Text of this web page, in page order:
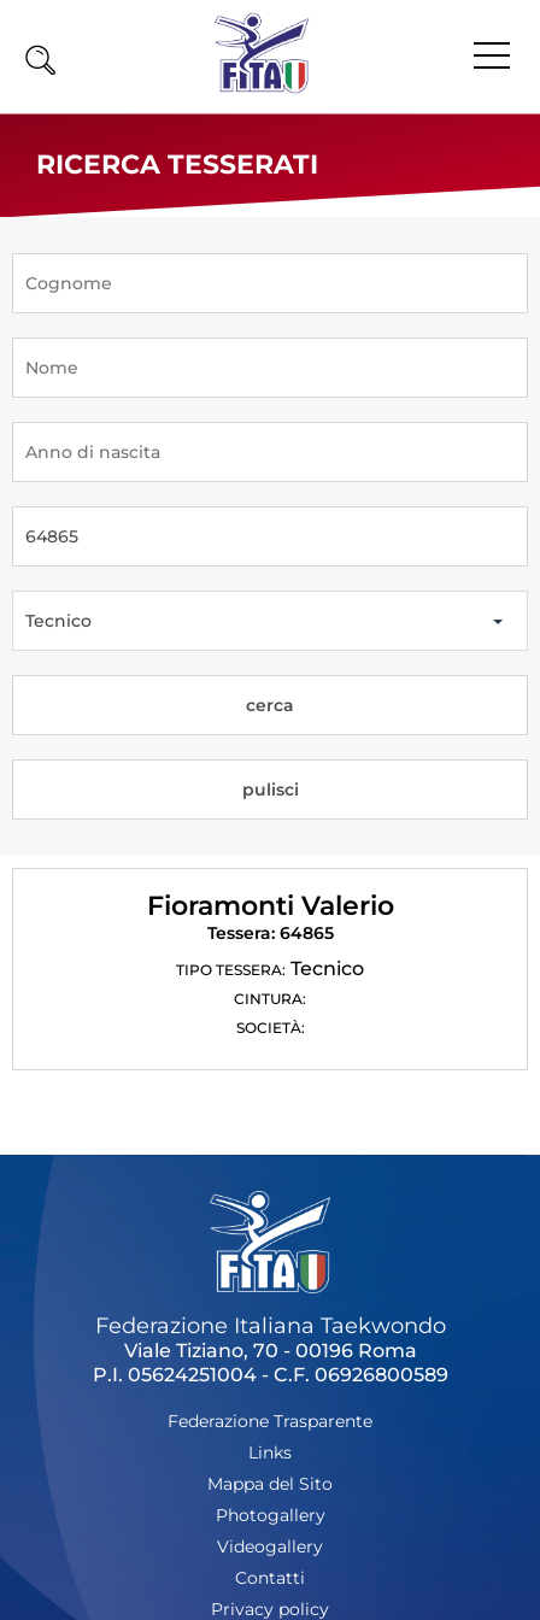
News
Olimpiadi
Atleti Poomsae e Freestyle
Tesseramento
Licenze WT
Formazione
Rivista Olympic Dream
Links
Mappa del sito
Cookie policy
Feed
Dove siamo
Federazione Trasparente
Fita HUB
RICERCA TESSERATI
Tecnico
cerca
pulisci
Fioramonti Valerio
Tessera: 64865
TIPO TESSERA: Tecnico
CINTURA:
SOCIETÀ:
Federazione Italiana Taekwondo
Viale Tiziano, 70 - 00196 Roma
P.I. 05624251004 - C.F. 06926800589
Federazione Trasparente
Links
Mappa del Sito
Photogallery
Videogallery
Contatti
Privacy policy